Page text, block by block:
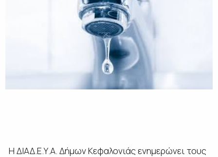
Η ΔΙΑΔ.Ε.Υ.Α. Δήμων Κεφαλονιάς ενημερώνει τους